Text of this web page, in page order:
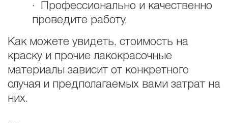
· Профессионально и качественно
проведите работу.
Как можете увидеть, стоимость на
краску и прочие лакокрасочные
материалы зависит от конкретного
случая и предполагаемых вами затрат на
них.